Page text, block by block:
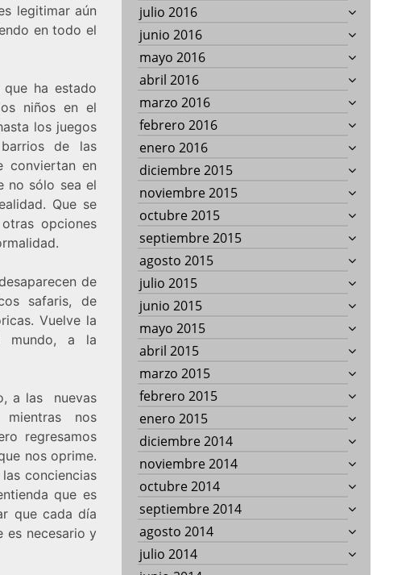
legitimar aún
en todo el
ha estado
niños en el
los juegos
de las
conviertan en
no sólo sea el
Que se
opciones
de
safaris, de
Vuelve la
mundo, a la
a las nuevas
mientras nos
regresamos
nos oprime.
conciencias
que es
que cada día
es necesario y
julio 2016
junio 2016
mayo 2016
abril 2016
marzo 2016
febrero 2016
enero 2016
diciembre 2015
noviembre 2015
octubre 2015
septiembre 2015
agosto 2015
julio 2015
junio 2015
mayo 2015
abril 2015
marzo 2015
febrero 2015
enero 2015
diciembre 2014
noviembre 2014
octubre 2014
septiembre 2014
agosto 2014
julio 2014